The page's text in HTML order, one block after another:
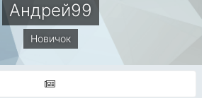
Андрей99
Новичок